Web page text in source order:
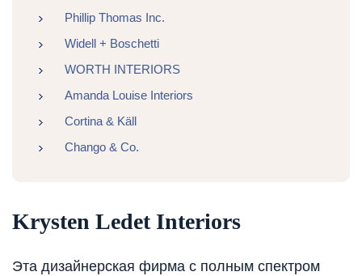
Phillip Thomas Inc.
Widell + Boschetti
WORTH INTERIORS
Amanda Louise Interiors
Cortina & Käll
Chango & Co.
Krysten Ledet Interiors
Эта дизайнерская фирма с полным спектром